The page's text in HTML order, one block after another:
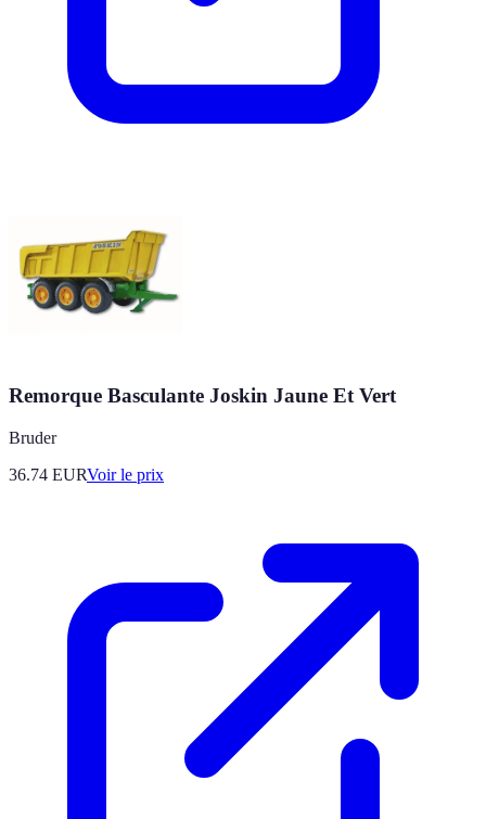
Remorque Basculante Joskin Jaune Et Vert
Bruder
36.74 EURVoir le prix